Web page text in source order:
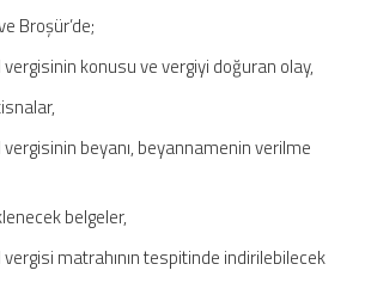
Broşür’de;
konusu ve vergiyi doğuran olay,
beyanı, beyannamenin verilme
belgeler,
matrahının tespitinde indirilebilecek